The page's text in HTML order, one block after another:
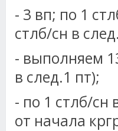
- 3 вп; по 1
стлб/сн в
- выполняем
в след.1 пт);
- по 1 стлб/сн
от начала